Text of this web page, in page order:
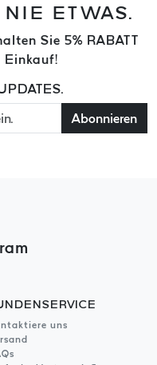
ETWAS.
Sie 5% RABATT
Einkauf!
Abonnieren
uns